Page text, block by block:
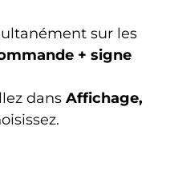
sur les
+ signe
dans Affichage,